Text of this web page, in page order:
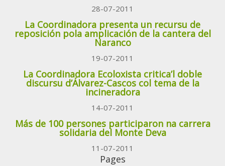
28-07-2011
La Coordinadora presenta un recursu de
reposición pola amplicación de la cantera del
Naranco
19-07-2011
La Coordinadora Ecoloxista critica’l doble
discursu d’Álvarez-Cascos col tema de la
incineradora
14-07-2011
Más de 100 persones participaron na carrera
solidaria del Monte Deva
11-07-2011
Pages